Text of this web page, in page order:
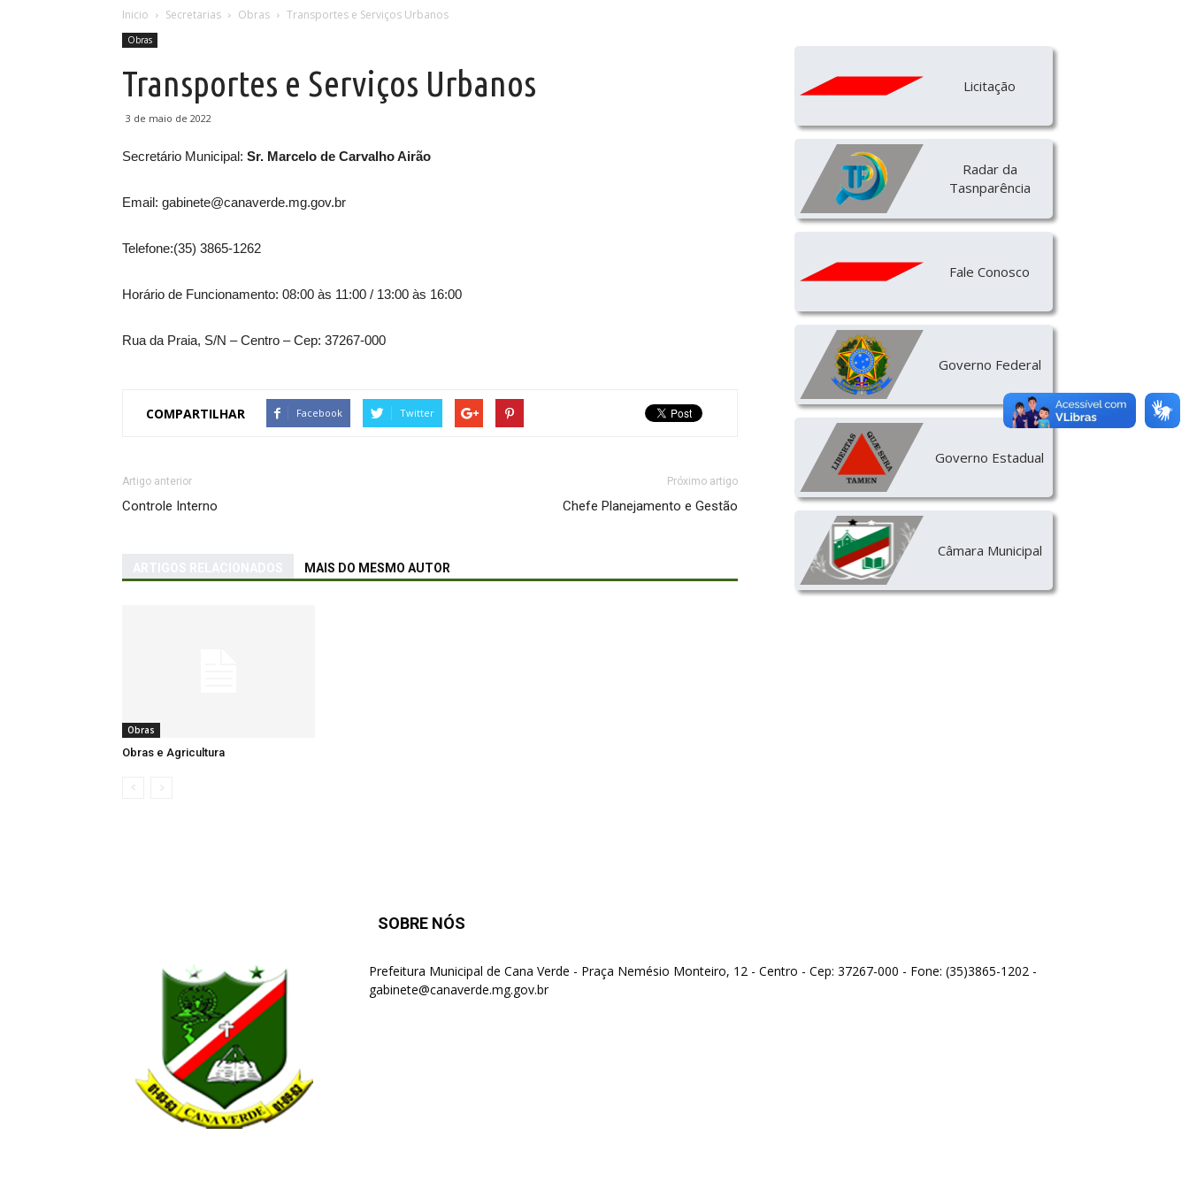
Inicio Secretarias Obras Transportes e Serviços Urbanos
Obras
Transportes e Serviços Urbanos
3 de maio de 2022
Secretário Municipal: Sr. Marcelo de Carvalho Airão
Email: gabinete@canaverde.mg.gov.br
Telefone:(35) 3865-1262
Horário de Funcionamento: 08:00 às 11:00 / 13:00 às 16:00
Rua da Praia, S/N – Centro – Cep: 37267-000
COMPARTILHAR Facebook Twitter
Artigo anterior
Controle Interno
Próximo artigo
Chefe Planejamento e Gestão
MAIS DO MESMO AUTOR
Obras
Obras e Agricultura
Licitação
Radar da
Tasnparência
Fale Conosco
Governo Federal
Governo Estadual
Câmara Municipal
SOBRE NÓS
Prefeitura Municipal de Cana Verde - Praça Nemésio Monteiro, 12 - Centro - Cep: 37267-000 - Fone: (35)3865-1202 -
gabinete@canaverde.mg.gov.br